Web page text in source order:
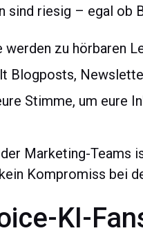
sind riesig – egal ob
werden zu hörbaren
Blogposts,
Stimme, um eure
Marketing-Teams
Kompromiss bei
KI-